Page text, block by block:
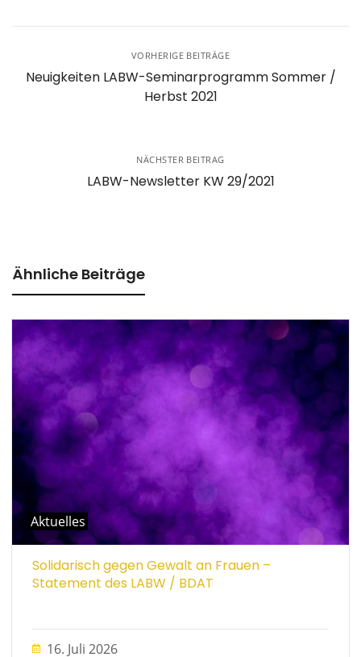
VORHERIGE BEITRÄGE
Neuigkeiten LABW-Seminarprogramm Sommer /
Herbst 2021
NÄCHSTER BEITRAG
LABW-Newsletter KW 29/2021
Ähnliche Beiträge
Aktuelles
Solidarisch gegen Gewalt an Frauen –
Statement des LABW / BDAT
16. Juli 2026